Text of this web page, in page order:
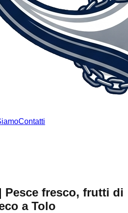
Contatti
Pesce fresco, frutti di
a Tolo